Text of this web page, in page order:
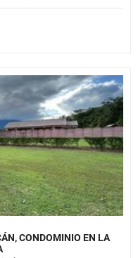
CONDOMINIO EN LA